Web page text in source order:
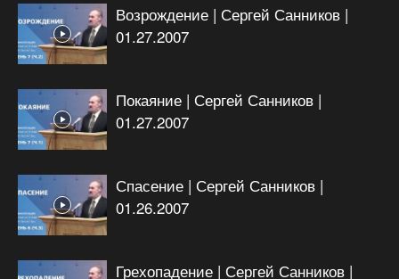
Возрождение | Сергей Санников |
01.27.2007
Покаяние | Сергей Санников |
01.27.2007
Спасение | Сергей Санников |
01.26.2007
Грехопадение | Сергей Санников |